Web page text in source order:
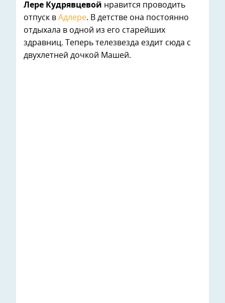
Лере Кудрявцевой нравится проводить
отпуск в Адлере. В детстве она постоянно
отдыхала в одной из его старейших
здравниц. Теперь телезвезда ездит сюда с
двухлетней дочкой Машей.